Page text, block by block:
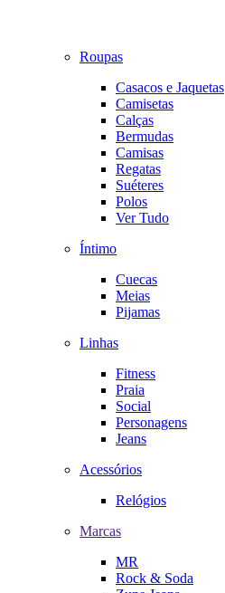
Roupas
Casacos e Jaquetas
Camisetas
Calças
Bermudas
Camisas
Regatas
Suéteres
Polos
Ver Tudo
Íntimo
Cuecas
Meias
Pijamas
Linhas
Fitness
Praia
Social
Personagens
Jeans
Acessórios
Relógios
Marcas
MR
Rock & Soda